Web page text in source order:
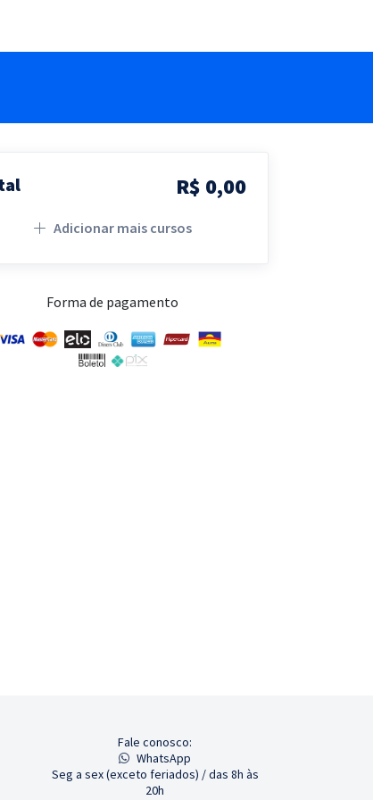
R$ 0,00
Adicionar mais cursos
Forma de pagamento
Fale conosco:
WhatsApp
Seg a sex (exceto feriados) / das 8h às
20h